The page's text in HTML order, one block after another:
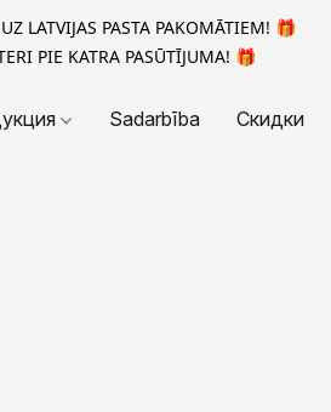
LATVIJAS PASTA PAKOMĀTIEM! 🎁
PIE KATRA PASŪTĪJUMA! 🎁
Sadarbība Скидки